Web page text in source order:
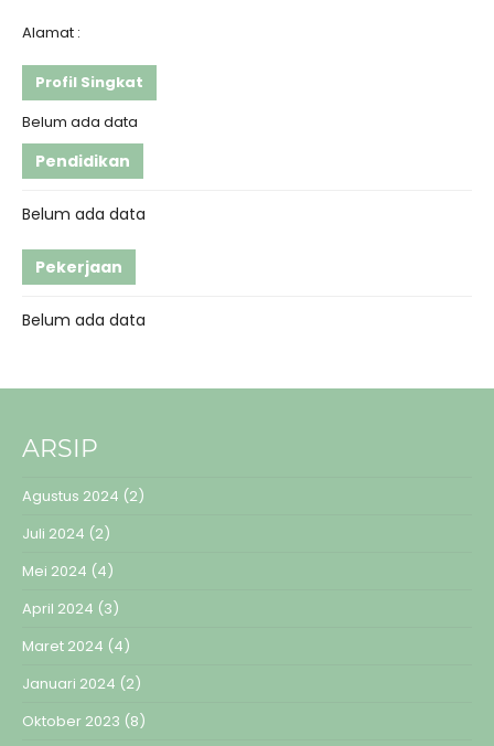
Alamat :
Profil Singkat
Belum ada data
Pendidikan
Belum ada data
Pekerjaan
Belum ada data
ARSIP
Agustus 2024 (2)
Juli 2024 (2)
Mei 2024 (4)
April 2024 (3)
Maret 2024 (4)
Januari 2024 (2)
Oktober 2023 (8)